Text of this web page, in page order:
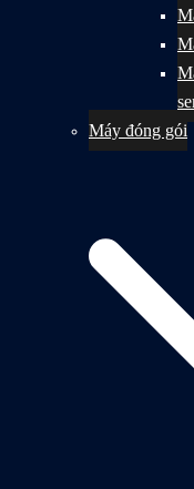
Máy đóng gói